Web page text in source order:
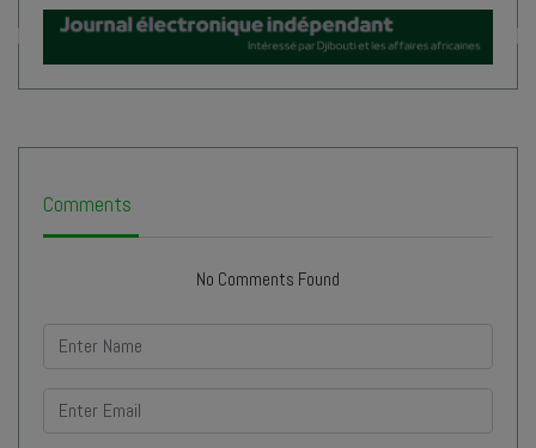
Comments
No Comments Found